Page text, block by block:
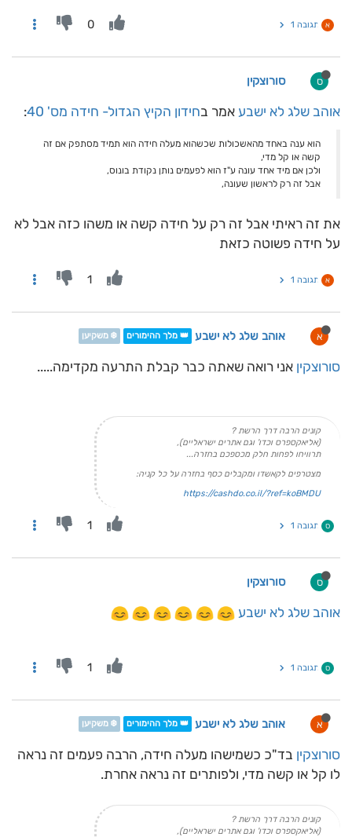
א תגובה 1 0
ס סורוצקין
אוהב שלג לא ישבע אמר בחידון הקיץ הגדול- חידה מס' 40 :
הוא ענה באחד מהאשכולות שכשהוא מעלה חידה הוא תמיד מסתפק אם זה
קשה או קל מדי,
ולכן אם מיד אחד עונה ע"ז הוא לפעמים נותן נקודת בונוס,
אבל זה רק לראשון שעונה,
את זה ראיתי אבל זה רק על חידה קשה או משהו כזה אבל לא
על חידה פשוטה כזאת
א תגובה 1 1
א אוהב שלג לא ישבע 👑 מלך ההימורים ❄️ משקיען
סורוצקין אני רואה שאתה כבר קבלת התרעה מקדימה.....
קונים הרבה דרך הרשת ?
(אליאקספרס וכדו' וגם אתרים ישראליים),
תרוויחו לפחות חלק מכספכם בחזרה...
מצטרפים לקאשדו ומקבלים כסף בחזרה על כל קניה:
https://cashdo.co.il/?ref=koBMDU
ס תגובה 1 1
ס סורוצקין
אוהב שלג לא ישבע
ס תגובה 1 1
א אוהב שלג לא ישבע 👑 מלך ההימורים ❄️ משקיען
סורוצקין בד"כ כשמישהו מעלה חידה, הרבה פעמים זה נראה
לו קל או קשה מדי, ולפותרים זה נראה אחרת.
קונים הרבה דרך הרשת ?
(אליאקספרס וכדו' וגם אתרים ישראליים),